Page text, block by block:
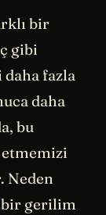
bir
gibi
fazla
daha
bu
etmemizi
Neden
bir gerilim